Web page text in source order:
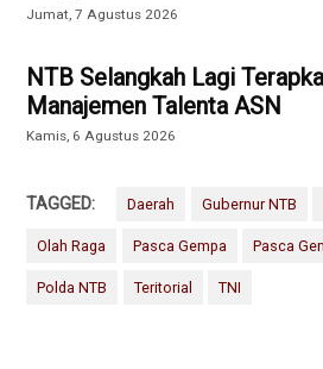
Jumat, 7 Agustus 2026
NTB Selangkah Lagi
Manajemen Talenta ASN
Kamis, 6 Agustus 2026
TAGGED: Daerah Gubernur NTB
Olah Raga Pasca Gempa Pasca
Polda NTB Teritorial TNI